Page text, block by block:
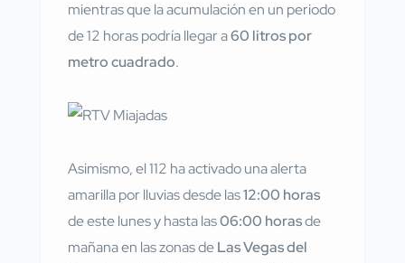
mientras que la acumulación en un periodo
de 12 horas podría llegar a60 litros por
metro cuadrado.
Asimismo, el 112 ha activado una alerta
amarilla por lluvias desde las12:00 horas
de este lunes y hasta las06:00 horasde
mañana en las zonas deLas Vegas del